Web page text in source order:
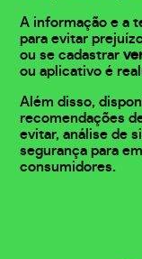
A informação e a
para evitar
ou se cadastrar
ou aplicativo é
Além disso,
recomendações
evitar, análise de
segurança para
consumidores.